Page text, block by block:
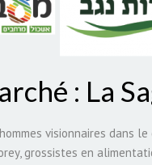
: La
visionnaires dans
grossistes en